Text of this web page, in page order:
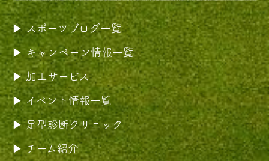
スポーツブログ一覧
キャンペーン情報一覧
加工サービス
イベント情報一覧
足型診断クリニック
チーム紹介